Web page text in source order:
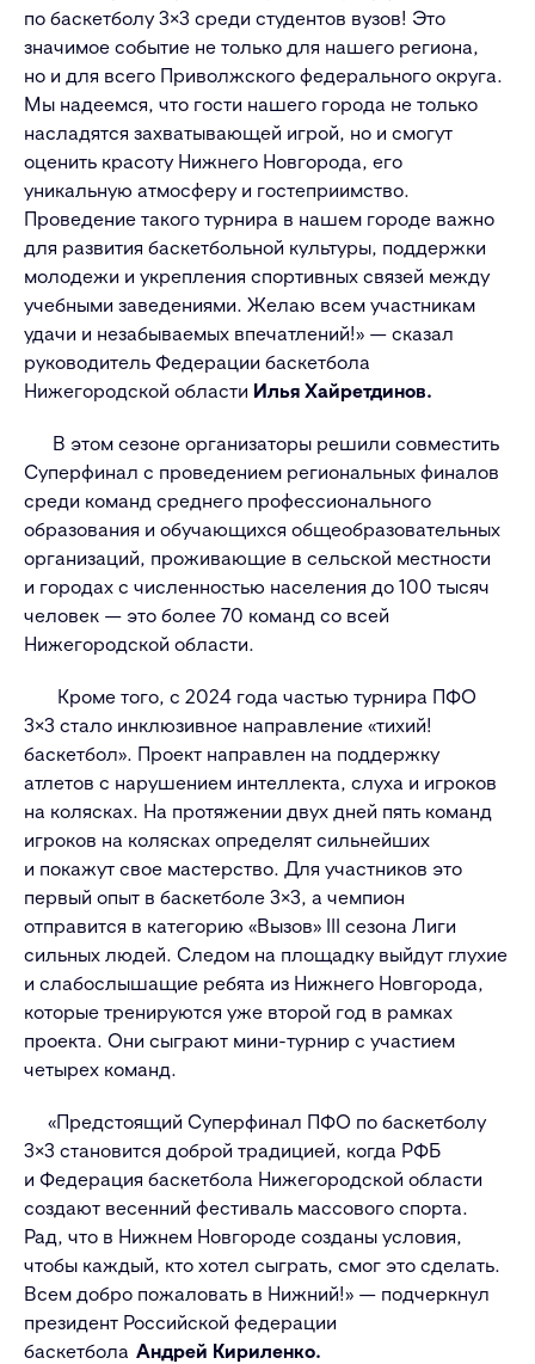
по баскетболу 3×3 среди студентов вузов! Это
значимое событие не только для нашего региона,
но и для всего Приволжского федерального округа.
Мы надеемся, что гости нашего города не только
насладятся захватывающей игрой, но и смогут
оценить красоту Нижнего Новгорода, его
уникальную атмосферу и гостеприимство.
Проведение такого турнира в нашем городе важно
для развития баскетбольной культуры, поддержки
молодежи и укрепления спортивных связей между
учебными заведениями. Желаю всем участникам
удачи и незабываемых впечатлений!» — сказал
руководитель Федерации баскетбола
Нижегородской области Илья Хайретдинов.
В этом сезоне организаторы решили совместить
Суперфинал с проведением региональных финалов
среди команд среднего профессионального
образования и обучающихся общеобразовательных
организаций, проживающие в сельской местности
и городах с численностью населения до 100 тысяч
человек — это более 70 команд со всей
Нижегородской области.
Кроме того, с 2024 года частью турнира ПФО
3×3 стало инклюзивное направление «тихий!
баскетбол». Проект направлен на поддержку
атлетов с нарушением интеллекта, слуха и игроков
на колясках. На протяжении двух дней пять команд
игроков на колясках определят сильнейших
и покажут свое мастерство. Для участников это
первый опыт в баскетболе 3×3, а чемпион
отправится в категорию «Вызов» III сезона Лиги
сильных людей. Следом на площадку выйдут глухие
и слабослышащие ребята из Нижнего Новгорода,
которые тренируются уже второй год в рамках
проекта. Они сыграют мини-турнир с участием
четырех команд.
«Предстоящий Суперфинал ПФО по баскетболу
3×3 становится доброй традицией, когда РФБ
и Федерация баскетбола Нижегородской области
создают весенний фестиваль массового спорта.
Рад, что в Нижнем Новгороде созданы условия,
чтобы каждый, кто хотел сыграть, смог это сделать.
Всем добро пожаловать в Нижний!» — подчеркнул
президент Российской федерации
баскетбола Андрей Кириленко.